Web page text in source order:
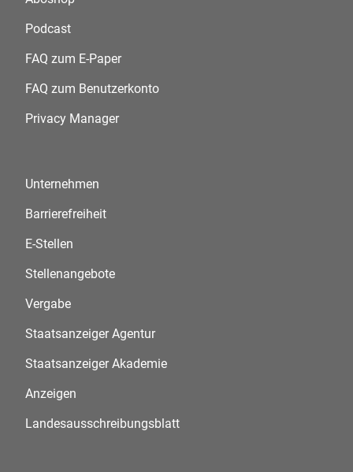
Podcast
FAQ zum E-Paper
FAQ zum Benutzerkonto
Privacy Manager
Unternehmen
Barrierefreiheit
E-Stellen
Stellenangebote
Vergabe
Staatsanzeiger Agentur
Staatsanzeiger Akademie
Anzeigen
Landesausschreibungsblatt